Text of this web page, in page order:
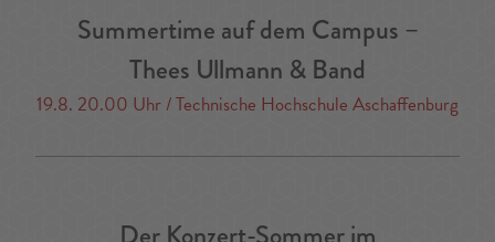
Summertime auf dem Campus –
Thees Ullmann & Band
19.8. 20.00 Uhr / Technische Hochschule Aschaffenburg